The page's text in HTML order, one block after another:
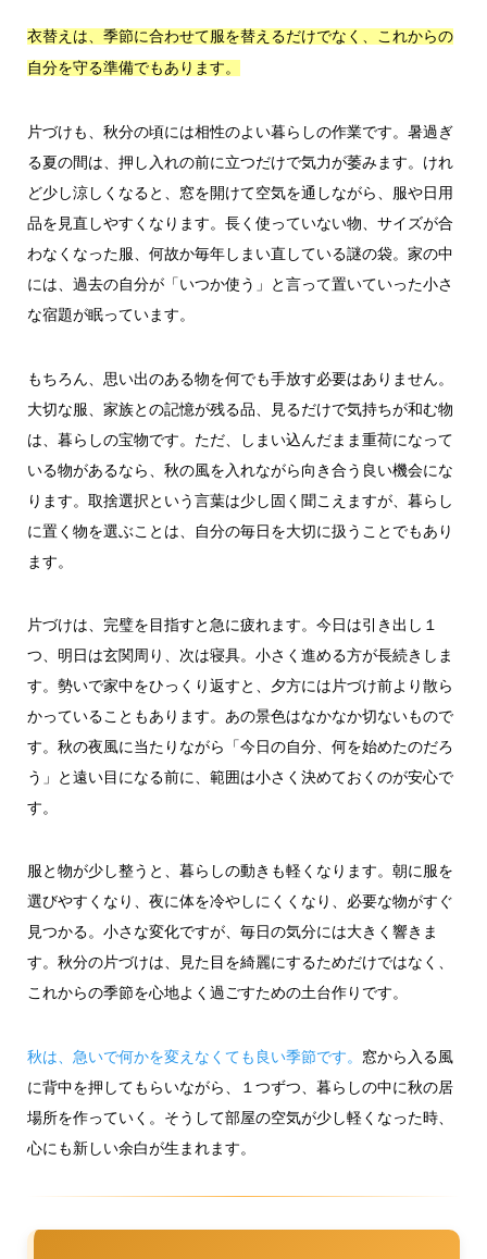
衣替えは、季節に合わせて服を替えるだけでなく、これからの
自分を守る準備でもあります。
片づけも、秋分の頃には相性のよい暮らしの作業です。暑過ぎ
る夏の間は、押し入れの前に立つだけで気力が萎みます。けれ
ど少し涼しくなると、窓を開けて空気を通しながら、服や日用
品を見直しやすくなります。長く使っていない物、サイズが合
わなくなった服、何故か毎年しまい直している謎の袋。家の中
には、過去の自分が「いつか使う」と言って置いていった小さ
な宿題が眠っています。
もちろん、思い出のある物を何でも手放す必要はありません。
大切な服、家族との記憶が残る品、見るだけで気持ちが和む物
は、暮らしの宝物です。ただ、しまい込んだまま重荷になって
いる物があるなら、秋の風を入れながら向き合う良い機会にな
ります。取捨選択という言葉は少し固く聞こえますが、暮らし
に置く物を選ぶことは、自分の毎日を大切に扱うことでもあり
ます。
片づけは、完璧を目指すと急に疲れます。今日は引き出し１
つ、明日は玄関周り、次は寝具。小さく進める方が長続きしま
す。勢いで家中をひっくり返すと、夕方には片づけ前より散ら
かっていることもあります。あの景色はなかなか切ないもので
す。秋の夜風に当たりながら「今日の自分、何を始めたのだろ
う」と遠い目になる前に、範囲は小さく決めておくのが安心で
す。
服と物が少し整うと、暮らしの動きも軽くなります。朝に服を
選びやすくなり、夜に体を冷やしにくくなり、必要な物がすぐ
見つかる。小さな変化ですが、毎日の気分には大きく響きま
す。秋分の片づけは、見た目を綺麗にするためだけではなく、
これからの季節を心地よく過ごすための土台作りです。
秋は、急いで何かを変えなくても良い季節です。 窓から入る風
に背中を押してもらいながら、１つずつ、暮らしの中に秋の居
場所を作っていく。そうして部屋の空気が少し軽くなった時、
心にも新しい余白が生まれます。